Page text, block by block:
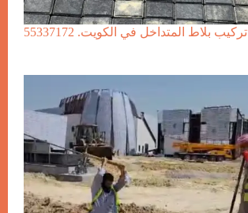
تركيب بلاط المتداخل في الكويت. 55337172